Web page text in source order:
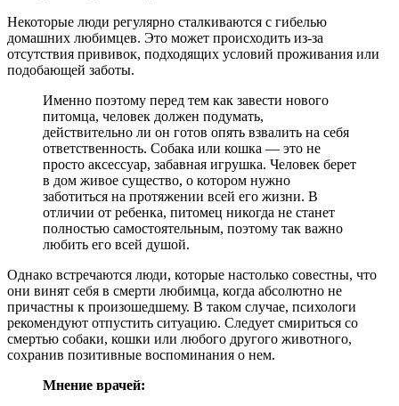
Некоторые люди регулярно сталкиваются с гибелью
домашних любимцев. Это может происходить из-за
отсутствия прививок, подходящих условий проживания или
подобающей заботы.
Именно поэтому перед тем как завести нового
питомца, человек должен подумать,
действительно ли он готов опять взвалить на себя
ответственность. Собака или кошка — это не
просто аксессуар, забавная игрушка. Человек берет
в дом живое существо, о котором нужно
заботиться на протяжении всей его жизни. В
отличии от ребенка, питомец никогда не станет
полностью самостоятельным, поэтому так важно
любить его всей душой.
Однако встречаются люди, которые настолько совестны, что
они винят себя в смерти любимца, когда абсолютно не
причастны к произошедшему. В таком случае, психологи
рекомендуют отпустить ситуацию. Следует смириться со
смертью собаки, кошки или любого другого животного,
сохранив позитивные воспоминания о нем.
Мнение врачей: